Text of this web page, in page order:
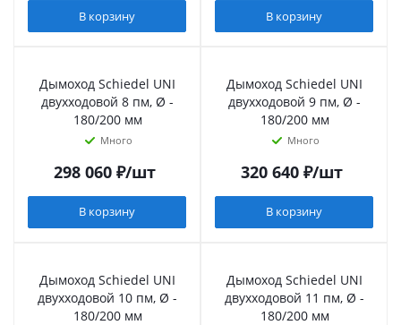
В корзину В корзину
Дымоход Schiedel UNI
двухходовой 8 пм, Ø -
180/200 мм
Много
298 060₽/шт
В корзину
Дымоход Schiedel UNI
двухходовой 9 пм, Ø -
180/200 мм
Много
320 640₽/шт
В корзину
Дымоход Schiedel UNI
двухходовой 10 пм, Ø -
180/200 мм
Дымоход Schiedel UNI
двухходовой 11 пм, Ø -
180/200 мм